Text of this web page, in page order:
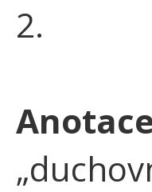
2.